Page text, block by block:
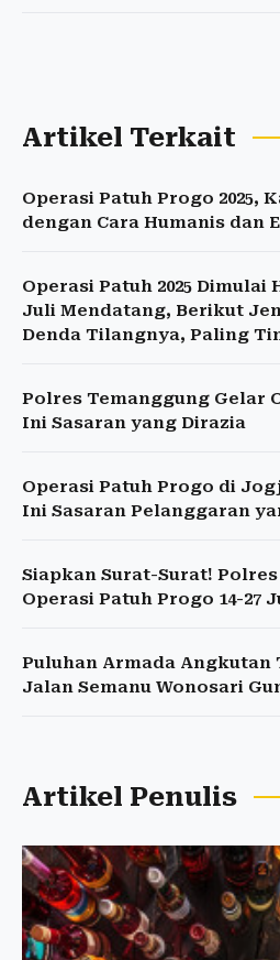
Artikel Terkait
Operasi Patuh Progo 2025,
dengan Cara Humanis dan
Operasi Patuh 2025 Dimulai
Juli Mendatang, Berikut
Denda Tilangnya, Paling
Polres Temanggung Gelar
Ini Sasaran yang Dirazia
Operasi Patuh Progo di
Ini Sasaran Pelanggaran
Siapkan Surat-Surat!
Operasi Patuh Progo 14-27
Puluhan Armada Angkutan
Jalan Semanu Wonosari
Artikel Penulis